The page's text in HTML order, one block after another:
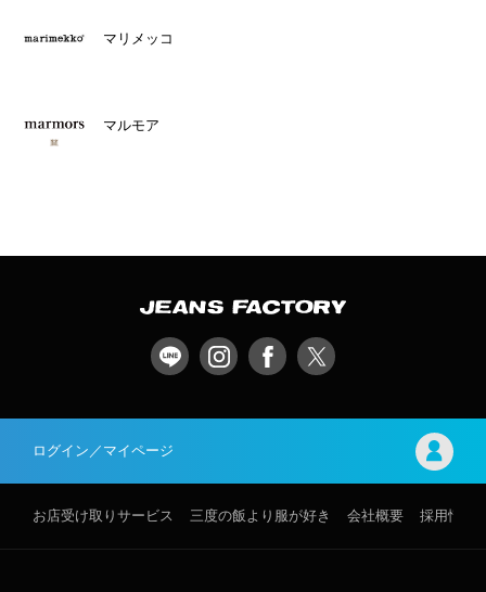
マリメッコ
マルモア
ログイン／マイページ
お店受け取りサービス 三度の飯より服が好き 会社概要 採用情報